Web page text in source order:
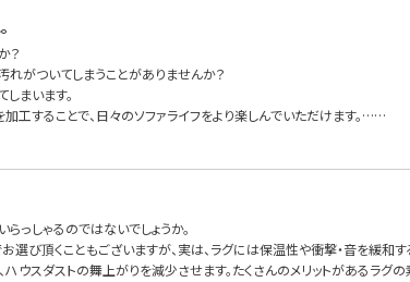
？
れがついてしまうことがありませんか？
まいます。
工することで、日々のソファライフをより楽しんでいただけます。……
っしゃるのではないでしょうか。
選び頂くこともございますが、実は、ラグには保温性や衝撃・音を緩和す
ハウスダストの舞上がりを減少させます。たくさんのメリットがあるラ